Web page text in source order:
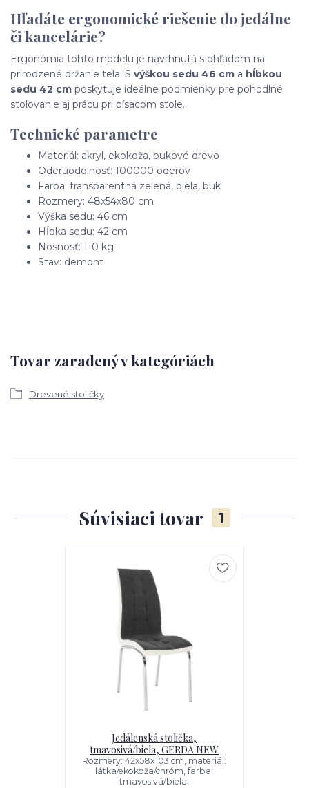
Hľadáte ergonomické riešenie do jedálne
či kancelárie?
Ergonómia tohto modelu je navrhnutá s ohľadom na
prirodzené držanie tela. S výškou sedu 46 cm a hĺbkou
sedu 42 cm poskytuje ideálne podmienky pre pohodlné
stolovanie aj prácu pri písacom stole.
Technické parametre
Materiál: akryl, ekokoža, bukové drevo
Oderuodolnosť: 100000 oderov
Farba: transparentná zelená, biela, buk
Rozmery: 48x54x80 cm
Výška sedu: 46 cm
Hĺbka sedu: 42 cm
Nosnosť: 110 kg
Stav: demont
Tovar zaradený v kategóriách
Drevené stoličky
Súvisiaci tovar 1
Jedálenská stolička,
tmavosivá/biela, GERDA NEW
Rozmery: 42x58x103 cm, materiál:
látka/ekokoža/chróm, farba:
tmavosivá/biela.